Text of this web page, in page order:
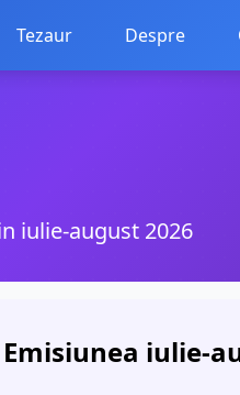
Tezaur Despre
iulie-august 2026
Emisiunea iulie-